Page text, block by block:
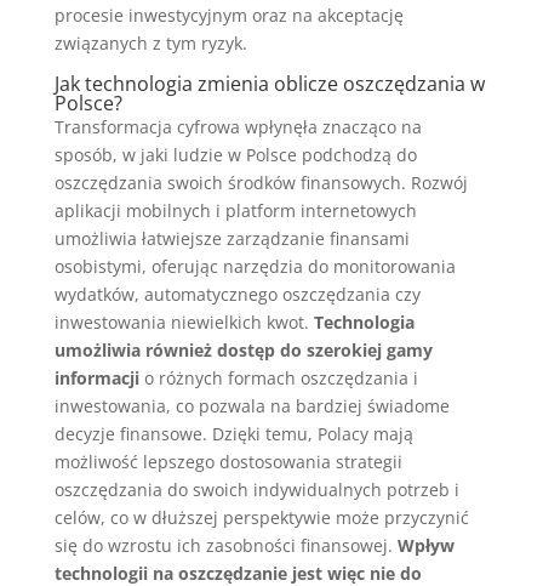
procesie inwestycyjnym oraz na akceptację
związanych z tym ryzyk.
Jak technologia zmienia oblicze oszczędzania w
Polsce?
Transformacja cyfrowa wpłynęła znacząco na
sposób, w jaki ludzie w Polsce podchodzą do
oszczędzania swoich środków finansowych. Rozwój
aplikacji mobilnych i platform internetowych
umożliwia łatwiejsze zarządzanie finansami
osobistymi, oferując narzędzia do monitorowania
wydatków, automatycznego oszczędzania czy
inwestowania niewielkich kwot. Technologia
umożliwia również dostęp do szerokiej gamy
informacjio różnych formach oszczędzania i
inwestowania, co pozwala na bardziej świadome
decyzje finansowe. Dzięki temu, Polacy mają
możliwość lepszego dostosowania strategii
oszczędzania do swoich indywidualnych potrzeb i
celów, co w dłuższej perspektywie może przyczynić
się do wzrostu ich zasobności finansowej. Wpływ
technologii na oszczędzanie jest więc nie do